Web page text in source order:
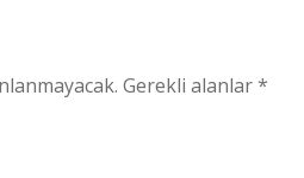
Gerekli alanlar*